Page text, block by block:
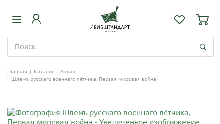
Главная | Каталог | Архив
| Шлемъ русскаго военнаго лётчика, Первая мировая война